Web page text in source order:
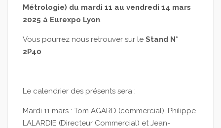
Métrologie) du mardi 11 au vendredi 14 mars
2025 à Eurexpo Lyon
Vous pourrez nous retrouver sur le Stand N°
2P40
Le calendrier des présents sera :
Mardi 11 mars : Tom AGARD (commercial), Philippe
LALARDIE (Directeur Commercial) et Jean-